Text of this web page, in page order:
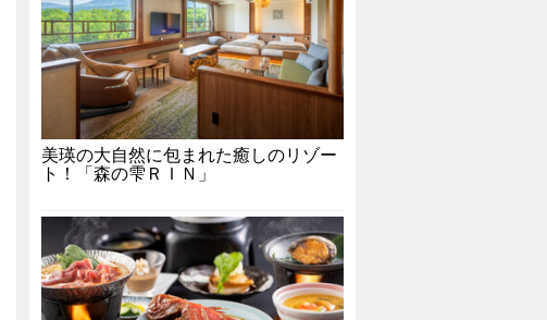
美瑛の大自然に包まれた癒しのリゾー
ト！「森の雫ＲＩＮ」